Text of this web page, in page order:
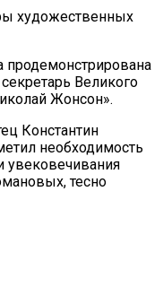
художественных
Великого
Жонсон».
Константин
необходимость
увековечивания
тесно